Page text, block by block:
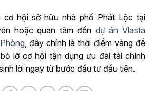
cơ hội sở hữu nhà phố Phát Lộc tại
hoặc quan tâm đến dự án Vlasta
, đây chính là thời điểm vàng để
lỡ cơ hội tận dụng ưu đãi tài chính
lời ngay từ bước đầu tư đầu tiên.